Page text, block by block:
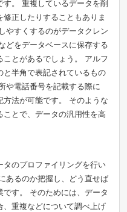
プロジェクト
。 重複しているデータを削
正したりすることもありま
やすくするのがデータクレン
どをデータベースに保存する
とがあるでしょう。 アルフ
と半角で表記されているもの
や電話番号を記載する際に
方法が可能です。 そのような
とで、データの汎用性を高
のプロファイリングを行い
あるのか把握し、どう直せば
す。 そのためには、データ
重複などについて調べ上げ